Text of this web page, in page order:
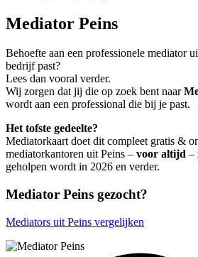
Mediator Peins
Behoefte aan een professionele mediator
bedrijf past?
Lees dan vooral verder.
Wij zorgen dat jij die op zoek bent naar
wordt aan een professional die bij je past.
Het tofste gedeelte?
Mediatorkaart doet dit compleet gratis &
mediatorkantoren uit Peins – voor altijd –
geholpen wordt in 2026 en verder.
Mediator Peins gezocht?
Mediators uit Peins vergelijken